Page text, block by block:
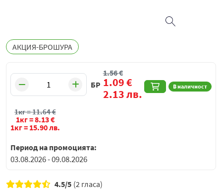
АКЦИЯ-БРОШУРА
БР В наличност
1.56€
1.09€
2.13лв.
1кг =11.64€
1кг =8.13€
1кг = 15.90лв.
Период на промоцията:
03.08.2026 - 09.08.2026
4.5/5 (2 гласа)